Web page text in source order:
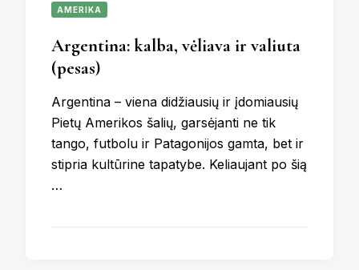
AMERIKA
Argentina: kalba, vėliava ir valiuta
(pesas)
Argentina – viena didžiausių ir įdomiausių
Pietų Amerikos šalių, garsėjanti ne tik
tango, futbolu ir Patagonijos gamta, bet ir
stipria kultūrine tapatybe. Keliaujant po šią
…